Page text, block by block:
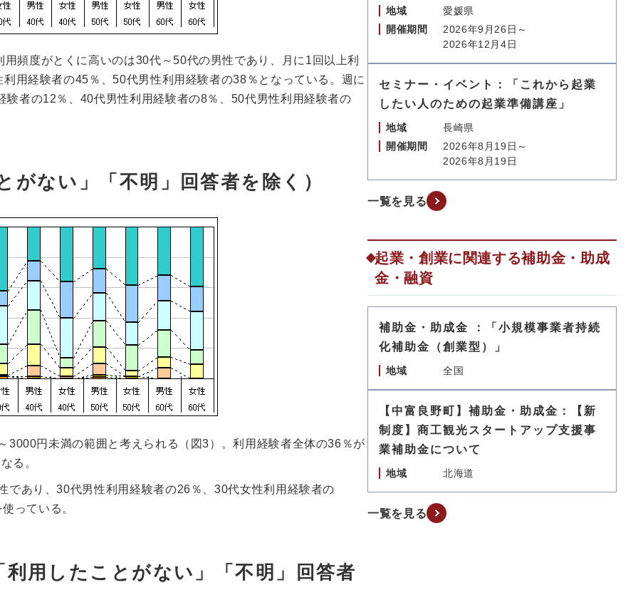
頻度がとくに高いのは30代～50代の男性であり、月に1回以上利
用経験者の45％、50代男性利用経験者の38％となっている。週に
者の12％、40代男性利用経験者の8％、50代男性利用経験者の
ない」「不明」回答者を除く）
円未満の範囲と考えられる（図3）。利用経験者全体の36％が
る。
あり、30代男性利用経験者の26％、30代女性利用経験者の
っている。
用したことがない」「不明」回答者
地域
愛媛県
開催期間
2026年9月26日～
2026年12月4日
セミナー・イベント：「これから起業
したい人のための起業準備講座」
地域
長崎県
開催期間
2026年8月19日～
2026年8月19日
一覧を見る
起業・創業に関連する補助金・助成
金・融資
補助金・助成金 ：「小規模事業者持続
化補助金（創業型）」
地域 全国
【中富良野町】補助金・助成金：【新
制度】商工観光スタートアップ支援事
業補助金について
地域 北海道
一覧を見る